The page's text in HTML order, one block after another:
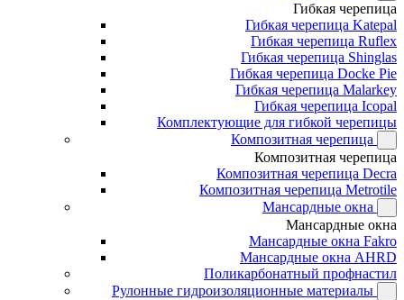
Гибкая черепица
Гибкая черепица Katepal
Гибкая черепица Ruflex
Гибкая черепица Shinglas
Гибкая черепица Docke Pie
Гибкая черепица Malarkey
Гибкая черепица Icopal
Комплектующие для гибкой черепицы
Композитная черепица
Композитная черепица
Композитная черепица Decra
Композитная черепица Metrotile
Мансардные окна
Мансардные окна
Мансардные окна Fakro
Мансардные окна AHRD
Поликарбонатный профнастил
Рулонные гидроизоляционные материалы